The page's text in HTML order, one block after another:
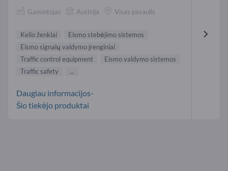
Gamintojas Austrija Visas pasaulis
Kelio ženklai
Eismo stebėjimo sistemos
Eismo signalų valdymo įrenginiai
Traffic control equipment
Eismo valdymo sistemos
Traffic safety
...
Daugiau informacijos-
Šio tiekėjo produktai